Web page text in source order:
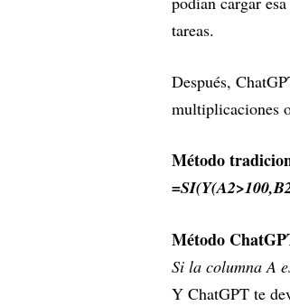
tareas.
Después,
multiplicaciones
Método
Método
Si la columna A
Y ChatGPT te